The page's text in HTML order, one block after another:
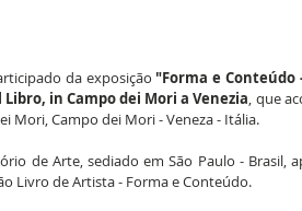
da exposição "Forma e
in Campo dei Mori a Venezia, que
Mori, Campo dei Mori - Veneza - Itália.
de Arte, sediado em São Paulo - Brasil,
Livro de Artista - Forma e Conteúdo.